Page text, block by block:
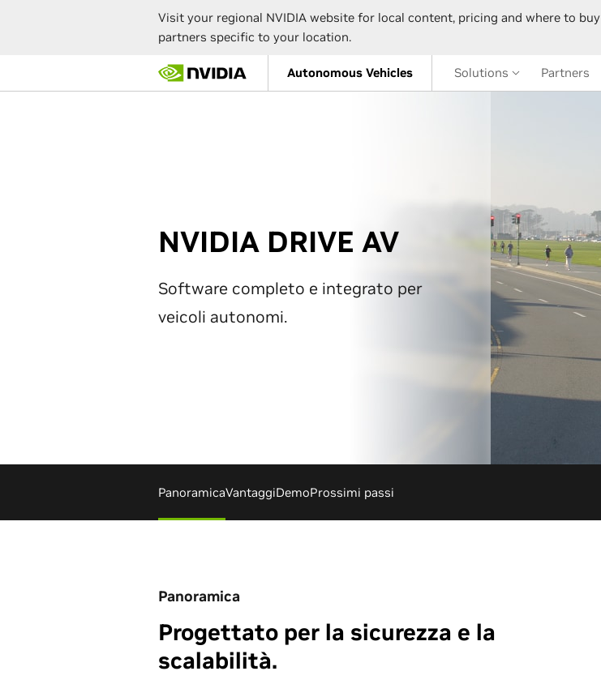
Visit your regional NVIDIA website for local content, pricing and where to buy
partners specific to your location.
main
Autonomous Vehicles Solutions Partners
NVIDIA DRIVE AV
Software completo e integrato per
veicoli autonomi.
PanoramicaVantaggiDemoProssimi passi
Panoramica
Progettato per la sicurezza e la
scalabilità.